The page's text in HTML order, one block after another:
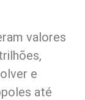
valores
e
até